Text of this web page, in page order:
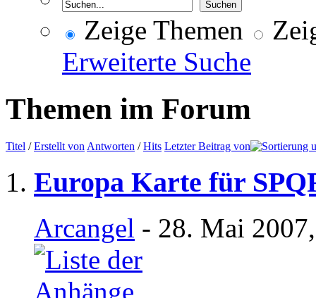
Zeige Themen
Erweiterte Suche
Themen im Forum
Titel /Erstellt von Antworten /Hits Letzter Beitrag von
Europa Karte für
Arcangel - 28. Mai